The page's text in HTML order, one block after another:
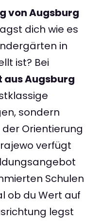
von Augsburg
dich wie es
in
ist? Bei
aus Augsburg
sondern
Orientierung
verfügt
Schulen
ob du Wert auf
legst